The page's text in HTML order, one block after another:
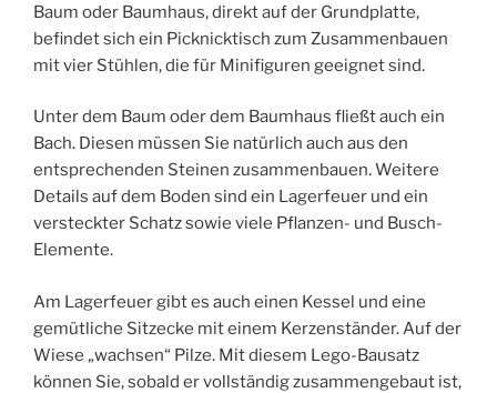
Baum oder Baumhaus, direkt auf der Grundplatte,
befindet sich ein Picknicktisch zum Zusammenbauen
mit vier Stühlen, die für Minifiguren geeignet sind.
Unter dem Baum oder dem Baumhaus fließt auch ein
Bach. Diesen müssen Sie natürlich auch aus den
entsprechenden Steinen zusammenbauen. Weitere
Details auf dem Boden sind ein Lagerfeuer und ein
versteckter Schatz sowie viele Pflanzen- und Busch-
Elemente.
Am Lagerfeuer gibt es auch einen Kessel und eine
gemütliche Sitzecke mit einem Kerzenständer. Auf der
Wiese „wachsen“ Pilze. Mit diesem Lego-Bausatz
können Sie, sobald er vollständig zusammengebaut ist,